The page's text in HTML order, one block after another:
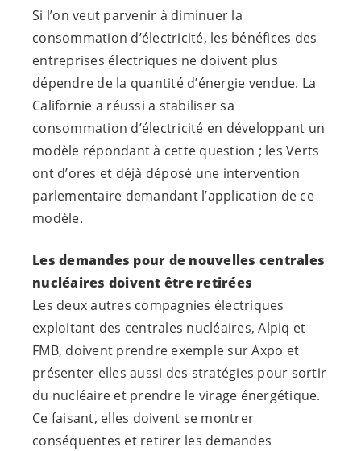
Si l’on veut parvenir à diminuer la
consommation d’électricité, les bénéfices des
entreprises électriques ne doivent plus
dépendre de la quantité d’énergie vendue. La
Californie a réussi a stabiliser sa
consommation d’électricité en développant un
modèle répondant à cette question ; les Verts
ont d’ores et déjà déposé une intervention
parlementaire demandant l’application de ce
modèle.
Les demandes pour de nouvelles centrales
nucléaires doivent être retirées
Les deux autres compagnies électriques
exploitant des centrales nucléaires, Alpiq et
FMB, doivent prendre exemple sur Axpo et
présenter elles aussi des stratégies pour sortir
du nucléaire et prendre le virage énergétique.
Ce faisant, elles doivent se montrer
conséquentes et retirer les demandes